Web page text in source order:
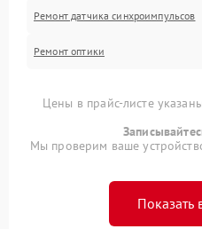
Ремонт датчика синхроимпульсов
Ремонт оптики
Цены в прайс-листе
Мы проверим ваше
Показать